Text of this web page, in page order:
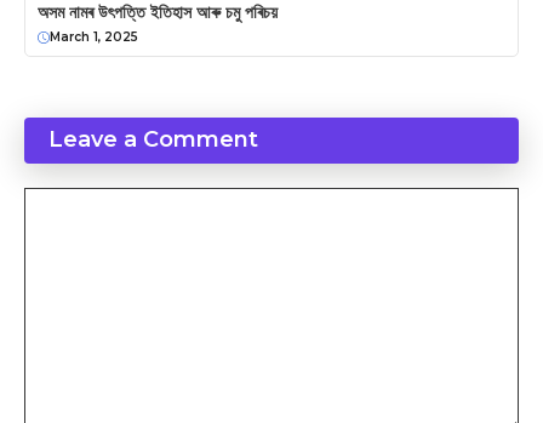
অসম নামৰ উৎপত্তি ইতিহাস আৰু চমু পৰিচয়
March 1, 2025
Leave a Comment